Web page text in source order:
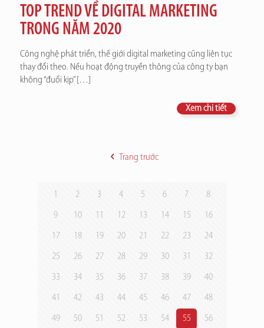
TOP TREND VỀ DIGITAL MARKETING
TRONG NĂM 2020
Công nghệ phát triển, thế giới digital marketing cũng liên tục
thay đổi theo. Nếu hoạt động truyền thông của công ty bạn
không “đuổi kịp”[…]
Xem chi tiết
Trang trước
1 2 3 4 5 6 7 8
9 10 11 12 13 14 15 16
17 18 19 20 21 22 23 24
25 26 27 28 29 30 31 32
33 34 35 36 37 38 39 40
41 42 43 44 45 46 47 48
49 50 51 52 53 54 55 56